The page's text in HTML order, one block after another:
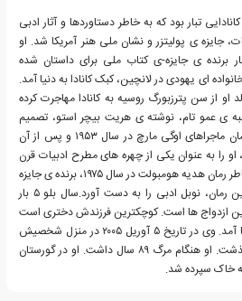
تبار بود که به خاطر دستاوردها و آثار ادبی
جایزه ی پولیتزر و نشان ملی هنر آمریکا شد. او
برنده ی جایزه-ی کتاب ملی برای داستان شده
بلو در ۱۰ ژوئن ۱۹۱۵ در خانواده ای یهودی در لانچین، کبک کانادا به دنیا آمد.
او از سن پترزبورگ روسیه به کانادا مهاجرت کرده
ی عمو تام، نوشته ی هریت بیچر استو، تصمیم
گرفت که نویسنده شود. انتشار رمان ماجراهای اوگی مارچ در سال ۱۹۵۳ و پس از آن
او را به عنوان یکی از چهره های مطرح ادبیات قرن
بیستم آمریکا تثبیت کرد. بلو به خاطر رمان هدیه هومبولت در سال ۱۹۷۵، برنده ی جایزه
ی پولیتزر شد و سال بعد برای این رمان، نوبل ادبی را به دست آورد.سال بلو ۵ بار
این ازدواج ها است. کوچکترین فرزندش دختری است
که وقتی بلو ۸۴ ساله بود، به دنیا آمد. وی در تاریخ ۵ آوریل ۲۰۰۵ در منزل شخصیش
واقع در بروکلاین ماساچوست درگذشت. او هنگام مرگ ۸۹ سال داشت. او در گورستان
به خاک سپرده شد.